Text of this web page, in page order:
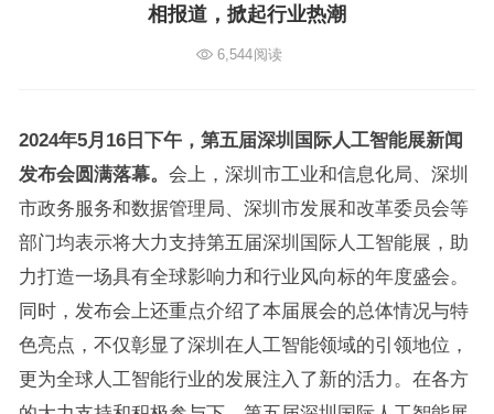
相报道，掀起行业热潮
6,544阅读
2024年5月16日下午， 第五届深圳国际人工智能展新闻
发布会圆满落幕。 会上，深圳市工业和信息化局、深圳
市政务服务和数据管理局、深圳市发展和改革委员会等
部门均表示将大力支持第五届深圳国际人工智能展，助
力打造一场具有全球影响力和行业风向标的年度盛会。
同时，发布会上还重点介绍了本届展会的总体情况与特
色亮点，不仅彰显了深圳在人工智能领域的引领地位，
更为全球人工智能行业的发展注入了新的活力。在各方